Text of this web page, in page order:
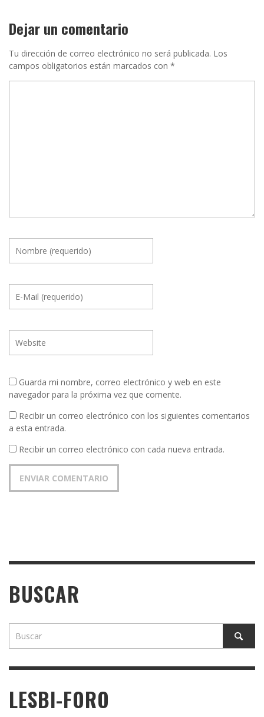
Dejar un comentario
Tu dirección de correo electrónico no será publicada. Los
campos obligatorios están marcados con *
Guarda mi nombre, correo electrónico y web en este
navegador para la próxima vez que comente.
Recibir un correo electrónico con los siguientes comentarios
a esta entrada.
Recibir un correo electrónico con cada nueva entrada.
BUSCAR
LESBI-FORO